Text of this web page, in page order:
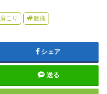
肩こり 腰痛
シェア
送る